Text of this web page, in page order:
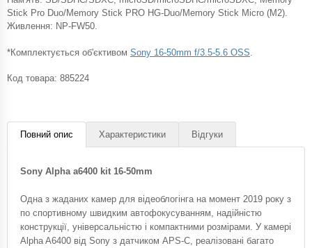
Stick Pro Duo/Memory Stick PRO HG-Duo/Memory Stick Micro (M2).
Живлення: NP-FW50.
*Комплектується об'єктивом Sony 16-50mm f/3.5-5.6 OSS
Код товара: 885224
Повний опис Характеристики Відгуки
Sony Alpha a6400 kit 16-50mm
Одна з жаданих камер для відеоблогінга на момент 2019 року з
по спортивному швидким автофокусуванням, надійністю
конструкції, універсальністю і компактними розмірами. У камері
Alpha A6400 від Sony з датчиком APS-C, реалізовані багато